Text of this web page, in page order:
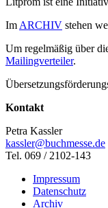
Im ARCHIV stehen
Um regelmäßig über
Mailingverteiler.
Kontakt
Petra Kassler
kassler@buchmesse.de
Tel. 069 / 2102-143
Impressum
Datenschutz
Archiv